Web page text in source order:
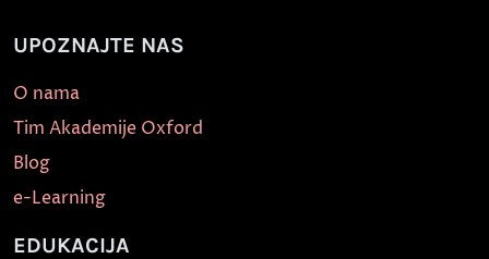
UPOZNAJTE NAS
O nama
Tim Akademije Oxford
Blog
e-Learning
EDUKACIJA